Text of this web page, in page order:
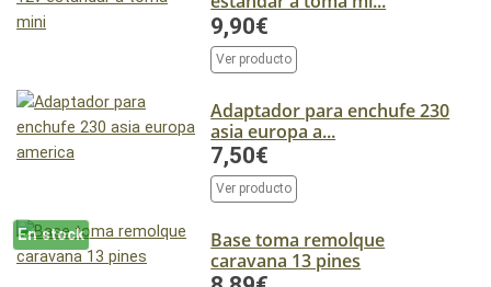
9,90€
Ver producto
Adaptador para enchufe 230
asia europa a...
7,50€
Ver producto
En stock
Base toma remolque
caravana 13 pines